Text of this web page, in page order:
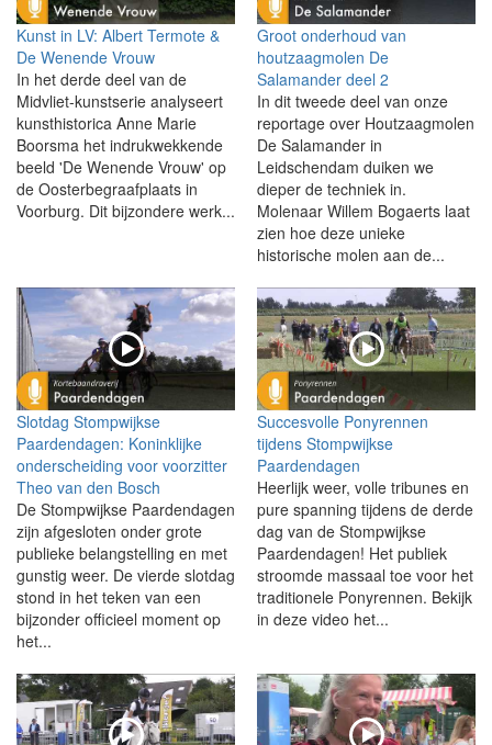
Kunst in LV: Albert Termote &
De Wenende Vrouw
In het derde deel van de
Midvliet-kunstserie analyseert
kunsthistorica Anne Marie
Boorsma het indrukwekkende
beeld 'De Wenende Vrouw' op
de Oosterbegraafplaats in
Voorburg. Dit bijzondere werk...
Groot onderhoud van
houtzaagmolen De
Salamander deel 2
In dit tweede deel van onze
reportage over Houtzaagmolen
De Salamander in
Leidschendam duiken we
dieper de techniek in.
Molenaar Willem Bogaerts laat
zien hoe deze unieke
historische molen aan de...
Slotdag Stompwijkse
Paardendagen: Koninklijke
onderscheiding voor voorzitter
Theo van den Bosch
De Stompwijkse Paardendagen
zijn afgesloten onder grote
publieke belangstelling en met
gunstig weer. De vierde slotdag
stond in het teken van een
bijzonder officieel moment op
het...
Succesvolle Ponyrennen
tijdens Stompwijkse
Paardendagen
Heerlijk weer, volle tribunes en
pure spanning tijdens de derde
dag van de Stompwijkse
Paardendagen! Het publiek
stroomde massaal toe voor het
traditionele Ponyrennen. Bekijk
in deze video het...